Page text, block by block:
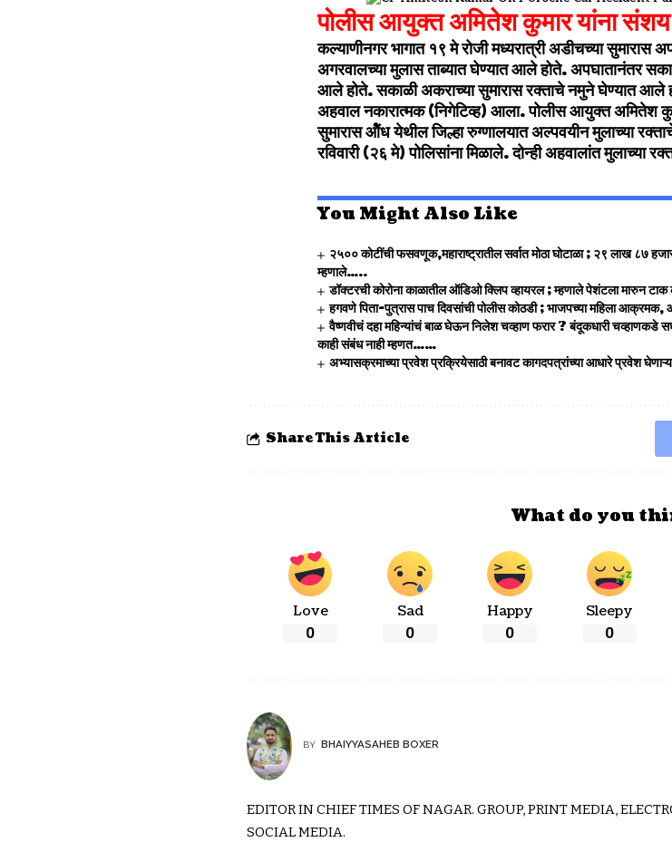
पोलीस आयुक्त अमितेश कुमार यांना
कल्याणीनगर भागात १९ मे रोजी मध्यरात्री अडीचच्या सुमारास
अगरवालच्या मुलास ताब्यात घेण्यात आले होते. अपघातानंतर
आले होते. सकाळी अकराच्या सुमारास रक्ताचे नमुने घेण्यात आले
अहवाल नकारात्मक (निगेटिव्ह) आला. पोलीस आयुक्त अमितेश
सुमारास ओैंध येथील जिल्हा रुग्णालयात अल्पवयीन मुलाच्या
रविवारी (२६ मे) पोलिसांना मिळाले. दोन्ही अहवालांत मुलाच्या
You Might Also Like
२५०० कोटींची फसवणूक,महाराष्ट्रातील सर्वात मोठा घोटाळा ; २९ लाख ८७
म्हणाले…..
डॉक्टरची कोरोना काळातील ऑडिओ क्लिप व्हायरल ; म्हणाले पेशंटला मारुन
हगवणे पिता-पुत्रास पाच दिवसांची पोलीस कोठडी ; भाजपच्या महिला आक्रमक,
वैष्णवीचं दहा महिन्यांचं बाळ घेऊन निलेश चव्हाण फरार ? बंदूकधारी चव्हाणकडे
काही संबंध नाही म्हणत……
अभ्यासक्रमाच्या प्रवेश प्रक्रियेसाठी बनावट कागदपत्रांच्या आधारे प्रवेश
Share This Article
What do you
Love
0
Sad
0
Happy
0
Sleepy
0
BY BHAIYYASAHEB BOXER
EDITOR IN CHIEF TIMES OF NAGAR. GROUP, PRINT MEDIA,
SOCIAL MEDIA.